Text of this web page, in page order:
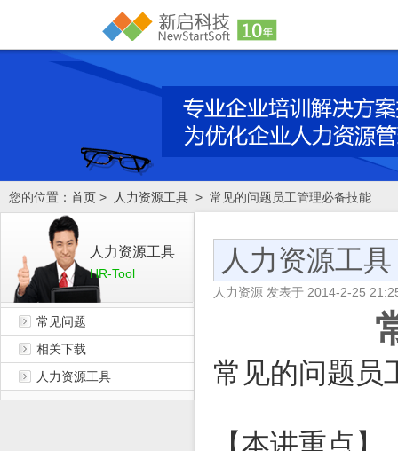
您的位置： 首页 > 人力资源工具 > 常见的问题员工管理必备技能
人力资源工具
HR-Tool
常见问题
相关下载
人力资源工具
人力资源工具
人力资源 发表于 2014-2-25
常见的问题员
【本讲重点】